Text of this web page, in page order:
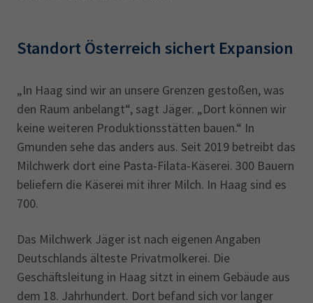
Standort Österreich sichert Expansion
„In Haag sind wir an unsere Grenzen gestoßen, was
den Raum anbelangt“, sagt Jäger. „Dort können wir
keine weiteren Produktionsstätten bauen.“ In
Gmunden sehe das anders aus. Seit 2019 betreibt das
Milchwerk dort eine Pasta-Filata-Käserei. 300 Bauern
beliefern die Käserei mit ihrer Milch. In Haag sind es
700.
Das Milchwerk Jäger ist nach eigenen Angaben
Deutschlands älteste Privatmolkerei. Die
Geschäftsleitung in Haag sitzt in einem Gebäude aus
dem 18. Jahrhundert. Dort befand sich vor langer